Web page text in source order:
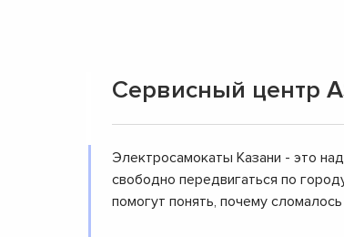
Сервисный центр
Электросамокаты Казани - это
свободно передвигаться по
помогут понять, почему